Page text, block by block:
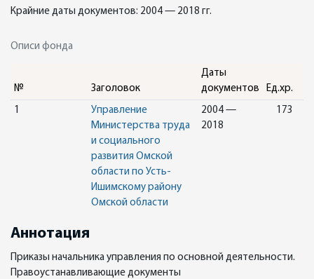
Крайние даты документов: 2004 — 2018 гг.
Описи фонда
№ Заголовок
Даты
документов
Ед.хр.
1
Управление
Министерства труда
и социального
развития Омской
области по Усть-
Ишимскому району
Омской области
2004 —
2018
173
Аннотация
Приказы начальника управления по основной деятельности.
Правоустанавливающие документы